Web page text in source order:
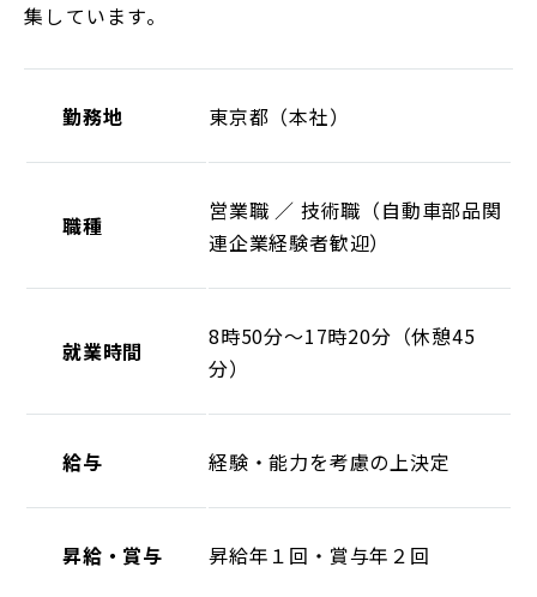
集しています。
勤務地 東京都（本社）
職種
営業職 ／ 技術職（自動車部品関
連企業経験者歓迎）
就業時間
8時50分～17時20分（休憩45
分）
給与 経験・能力を考慮の上決定
昇給・賞与 昇給年１回・賞与年２回